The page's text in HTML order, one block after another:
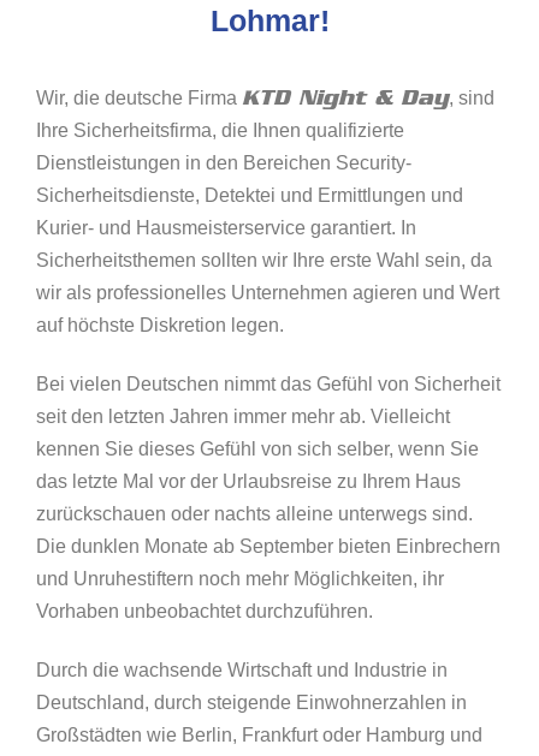
Lohmar!
Wir, die deutsche Firma KTD Night & Day, sind
Ihre Sicherheitsfirma, die Ihnen qualifizierte
Dienstleistungen in den Bereichen Security-
Sicherheitsdienste, Detektei und Ermittlungen und
Kurier- und Hausmeisterservice garantiert. In
Sicherheitsthemen sollten wir Ihre erste Wahl sein, da
wir als professionelles Unternehmen agieren und Wert
auf höchste Diskretion legen.
Bei vielen Deutschen nimmt das Gefühl von Sicherheit
seit den letzten Jahren immer mehr ab. Vielleicht
kennen Sie dieses Gefühl von sich selber, wenn Sie
das letzte Mal vor der Urlaubsreise zu Ihrem Haus
zurückschauen oder nachts alleine unterwegs sind.
Die dunklen Monate ab September bieten Einbrechern
und Unruhestiftern noch mehr Möglichkeiten, ihr
Vorhaben unbeobachtet durchzuführen.
Durch die wachsende Wirtschaft und Industrie in
Deutschland, durch steigende Einwohnerzahlen in
Großstädten wie Berlin, Frankfurt oder Hamburg und